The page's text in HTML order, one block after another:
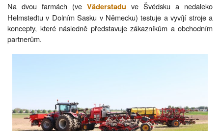
Na dvou farmách (ve Väderstadu ve Švédsku a nedaleko
Helmstedtu v Dolním Sasku v Německu) testuje a vyvíjí stroje a
koncepty, které následně představuje zákazníkům a obchodním
partnerům.